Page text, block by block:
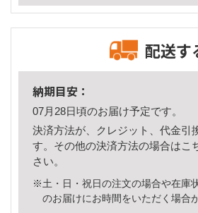
配送す
納期目安：
07月28日頃のお届け予定です。
決済方法が、クレジット、代金引
す。その他の決済方法の場合はこ
さい。
※土・日・祝日の注文の場合や在庫
のお届けにお時間をいただく場合